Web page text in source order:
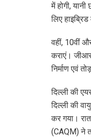
में होगी,
लिए
वहीं, 10वीं
कराएं।
निर्माण एवं
दिल्ली की
दिल्ली की
कर गया।
(CAQM) ने